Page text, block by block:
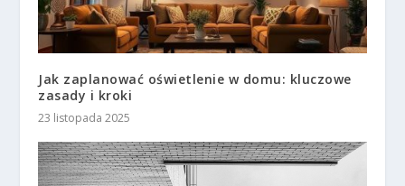
Jak zaplanować oświetlenie w domu: kluczowe
zasady i kroki
23 listopada 2025